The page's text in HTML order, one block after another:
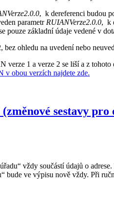
, k dereferenci budou
parametr RUIANVerze2.0.0, k
pouze základní údaje vedené v
ohledu na uvedení nebo
1 a verze 2 se liší a z
obou verzích najdete zde.
sestavy pro
vždy součástí údajů o
ve výpisu nově vždy. Při